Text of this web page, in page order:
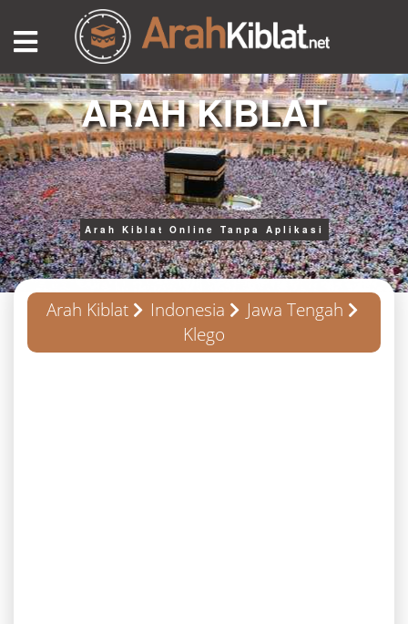
ARAH KIBLAT
Arah Kiblat Online Tanpa Aplikasi
Arah Kiblat Indonesia
Jawa Tengah
Klego